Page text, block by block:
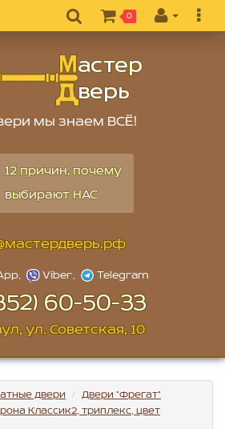
0
мы знаем ВСЁ!
12 причин, почему
выбирают НАС
60-50-33
ул. Советская, 10
двери
Двери "Фрегат"
Классик2, триплекс, цвет